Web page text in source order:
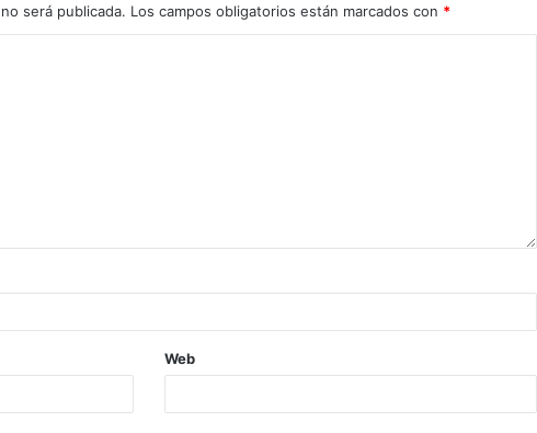
será publicada. Los campos obligatorios están marcados con *
Web